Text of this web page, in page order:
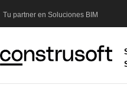
Tu partner en Soluciones BIM